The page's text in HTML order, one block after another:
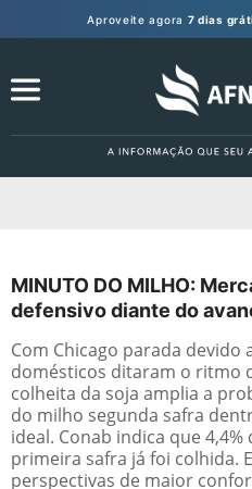
Aproveite agora 7 dias
MINUTO DO MILHO:
defensivo diante do
Com Chicago parada
domésticos ditaram o ritmo
colheita da soja amplia a
do milho segunda safra
ideal. Conab indica que
primeira safra já foi colhida.
perspectivas de maior